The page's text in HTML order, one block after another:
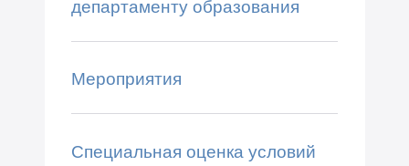
департаменту образования
Мероприятия
Специальная оценка условий